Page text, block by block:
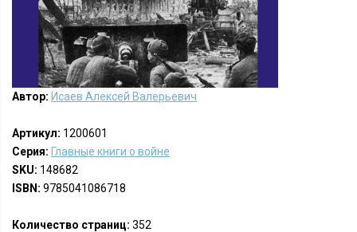
Автор: Исаев Алексей Валерьевич
Артикул: 1200601
Серия: Главные книги о войне
SKU: 148682
ISBN: 9785041086718
Количество страниц: 352